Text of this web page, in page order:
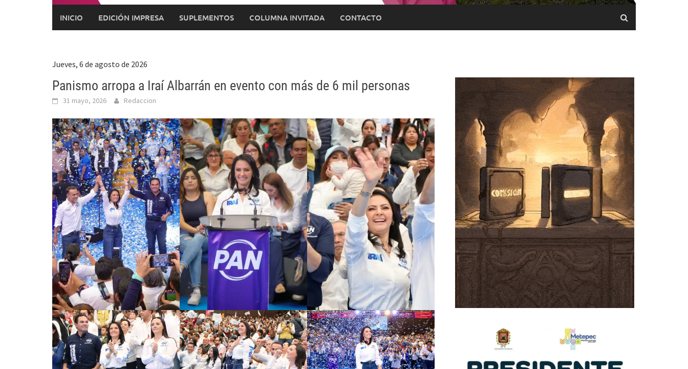
INICIO EDICIÓN IMPRESA SUPLEMENTOS COLUMNA INVITADA CONTACTO
Jueves, 6 de agosto de 2026
Panismo arropa a Iraí Albarrán en evento con más de 6 mil personas
31 mayo, 2026 Redaccion